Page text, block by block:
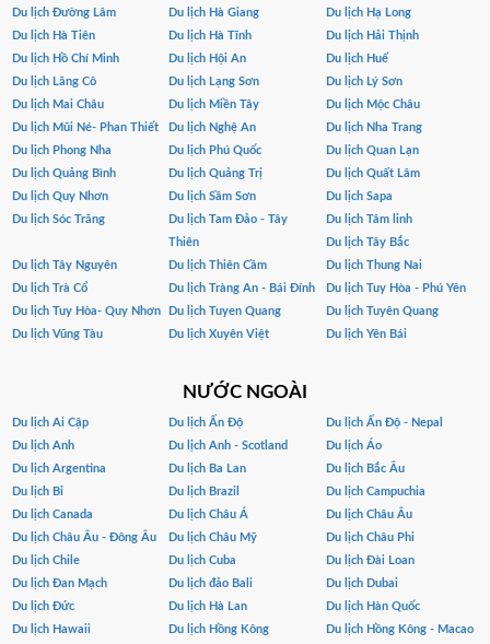
Du lịch Đường Lâm
Du lịch Hà Giang
Du lịch Hạ Long
Du lịch Hà Tiên
Du lịch Hà Tĩnh
Du lịch Hải Thịnh
Du lịch Hồ Chí Minh
Du lịch Hội An
Du lịch Huế
Du lịch Lăng Cô
Du lịch Lạng Sơn
Du lịch Lý Sơn
Du lịch Mai Châu
Du lịch Miền Tây
Du lịch Mộc Châu
Du lịch Mũi Né- Phan Thiết
Du lịch Nghệ An
Du lịch Nha Trang
Du lịch Phong Nha
Du lịch Phú Quốc
Du lịch Quan Lạn
Du lịch Quảng Bình
Du lịch Quảng Trị
Du lịch Quất Lâm
Du lịch Quy Nhơn
Du lịch Sầm Sơn
Du lịch Sapa
Du lịch Sóc Trăng
Du lịch Tam Đảo - Tây
Thiên
Du lịch Tâm linh
Du lịch Tây Bắc
Du lịch Tây Nguyên
Du lịch Thiên Cầm
Du lịch Thung Nai
Du lịch Trà Cổ
Du lịch Tràng An - Bái Đính
Du lịch Tuy Hòa - Phú Yên
Du lịch Tuy Hòa- Quy Nhơn
Du lịch Tuyen Quang
Du lịch Tuyên Quang
Du lịch Vũng Tàu
Du lịch Xuyên Việt Du lịch Yên Bái
NƯỚC NGOÀI
Du lịch Ai Cập Du lịch Ấn Độ
Du lịch Ấn Độ - Nepal
Du lịch Anh
Du lịch Anh - Scotland
Du lịch Áo
Du lịch Argentina
Du lịch Ba Lan
Du lịch Bắc Âu
Du lịch Bỉ
Du lịch Brazil
Du lịch Campuchia
Du lịch Canada
Du lịch Châu Á
Du lịch Châu Âu
Du lịch Châu Âu - Đông Âu
Du lịch Châu Mỹ
Du lịch Châu Phi
Du lịch Chile
Du lịch Cuba
Du lịch Đài Loan
Du lịch Đan Mạch
Du lịch đảo Bali
Du lịch Dubai
Du lịch Đức
Du lịch Hà Lan
Du lịch Hàn Quốc
Du lịch Hawaii
Du lịch Hồng Kông
Du lịch Hồng Kông - Macao